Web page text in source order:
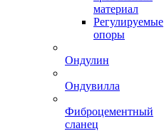
материал
Регулируемые
опоры
Ондулин
Ондувилла
Фиброцементный
сланец